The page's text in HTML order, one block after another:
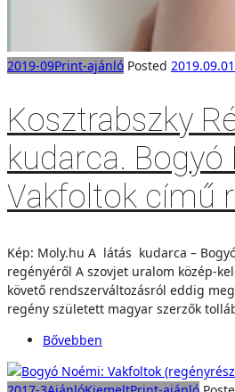
2019-09Print-ajánló Posted
Kosztrabszky
kudarca. Bogyó
Vakfoltok című
Kép: Moly.hu A látás kudarca –
regényéről A szovjet uralom közép-
követő rendszerváltozásról eddig
regény született magyar szerzők
Bővebben